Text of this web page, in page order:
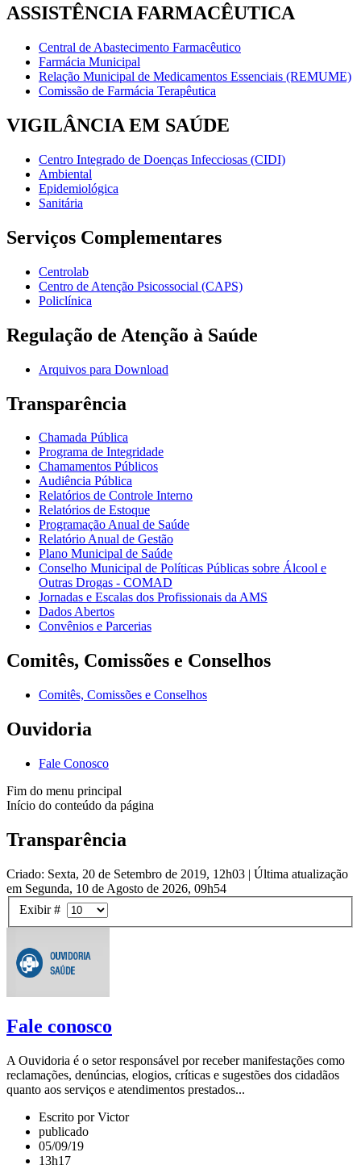
ASSISTÊNCIA FARMACÊUTICA
Central de Abastecimento Farmacêutico
Farmácia Municipal
Relação Municipal de Medicamentos Essenciais (REMUME)
Comissão de Farmácia Terapêutica
VIGILÂNCIA EM SAÚDE
Centro Integrado de Doenças Infecciosas (CIDI)
Ambiental
Epidemiológica
Sanitária
Serviços Complementares
Centrolab
Centro de Atenção Psicossocial (CAPS)
Policlínica
Regulação de Atenção à Saúde
Arquivos para Download
Transparência
Chamada Pública
Programa de Integridade
Chamamentos Públicos
Audiência Pública
Relatórios de Controle Interno
Relatórios de Estoque
Programação Anual de Saúde
Relatório Anual de Gestão
Plano Municipal de Saúde
Conselho Municipal de Políticas Públicas sobre Álcool e
Outras Drogas - COMAD
Jornadas e Escalas dos Profissionais da AMS
Dados Abertos
Convênios e Parcerias
Comitês, Comissões e Conselhos
Comitês, Comissões e Conselhos
Ouvidoria
Fale Conosco
Fim do menu principal
Início do conteúdo da página
Transparência
Criado: Sexta, 20 de Setembro de 2019, 12h03 | Última atualização
em Segunda, 10 de Agosto de 2026, 09h54
Exibir #
Fale conosco
A Ouvidoria é o setor responsável por receber manifestações como
reclamações, denúncias, elogios, críticas e sugestões dos cidadãos
quanto aos serviços e atendimentos prestados...
Escrito por Victor
publicado
05/09/19
13h17